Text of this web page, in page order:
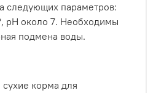
следующих параметров:
рН около 7. Необходимы
подмена воды.
корма для